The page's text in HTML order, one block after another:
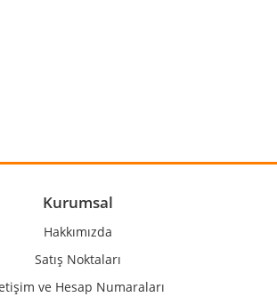
eksik bilgiler bulunuyor.
hatalar bulunuyor.
Kurumsal
Hakkımızda
Satış Noktaları
ve Hesap Numaraları